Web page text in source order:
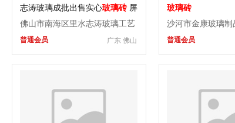
志涛玻璃成批出售实心玻璃砖屏
风隔断
佛山市南海区里水志涛玻璃工艺
厂 广东 佛山
普通会员
玻璃砖
沙河市金康玻璃制
普通会员